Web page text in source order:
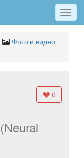
Меню
Фото и видео
6
(Neural